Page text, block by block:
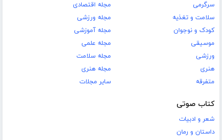
سرگرمی
سلامت و تغذیه
کودک و نوجوان
موسیقی
ورزشی
هنری
متفرقه
مجله اقتصادی
مجله ورزشی
مجله آموزشی
مجله علمی
مجله سلامت
مجله هنری
سایر مجلات
کتاب صوتی
شعر و ادبیات
داستان و رمان